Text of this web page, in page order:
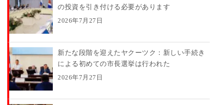
の投資を引き付ける必要があります
2026年7月27日
新たな段階を迎えたヤクーツク：新しい手続き
による初めての市長選挙は行われた
2026年7月27日